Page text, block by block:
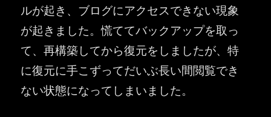
ルが起き、ブログにアクセスできない現象
が起きました。慌ててバックアップを取っ
て、再構築してから復元をしましたが、特
に復元に手こずってだいぶ長い間閲覧でき
ない状態になってしまいました。